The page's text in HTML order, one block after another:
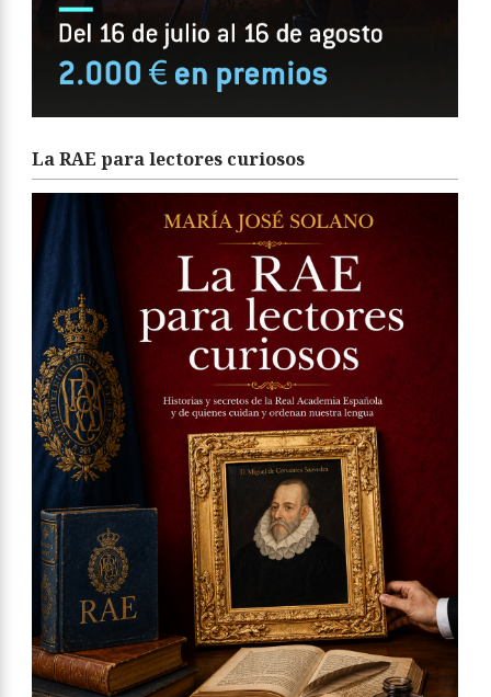
La RAE para lectores curiosos